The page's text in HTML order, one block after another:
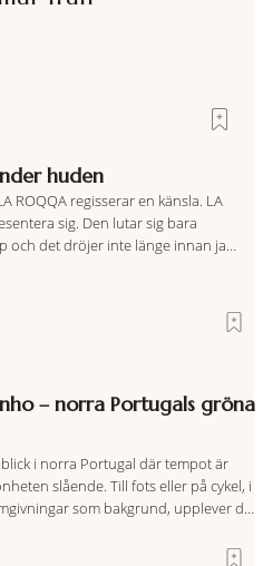
huden
ROQQA regisserar en känsla. LA
sig. Den lutar sig bara
och det dröjer inte länge innan jag
– norra Portugals gröna
i norra Portugal där tempot är
slående. Till fots eller på cykel, i
som bakgrund, upplever du
travel när det